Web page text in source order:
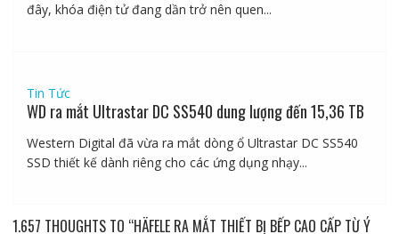
đây, khóa điện tử đang dần trở nên quen...
Tin Tức
WD ra mắt Ultrastar DC SS540 dung lượng đến 15,36 TB
Western Digital đã vừa ra mắt dòng ổ Ultrastar DC SS540
SSD thiết kế dành riêng cho các ứng dụng nhạy...
1.657 THOUGHTS TO “HÄFELE RA MẮT THIẾT BỊ BẾP CAO CẤP TỪ Ý